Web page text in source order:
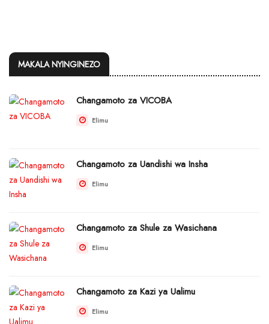
MAKALA NYINGINEZO
Changamoto za VICOBA
Elimu
Changamoto za Uandishi wa Insha
Elimu
Changamoto za Shule za Wasichana
Elimu
Changamoto za Kazi ya Ualimu
Elimu